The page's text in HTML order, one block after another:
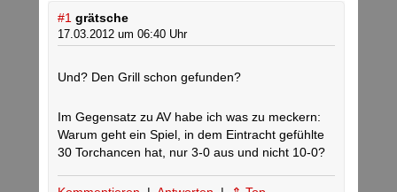
#1 grätsche
17.03.2012 um 06:40 Uhr
Und? Den Grill schon gefunden?
Im Gegensatz zu AV habe ich was zu meckern:
Warum geht ein Spiel, in dem Eintracht gefühlte
30 Torchancen hat, nur 3-0 aus und nicht 10-0?